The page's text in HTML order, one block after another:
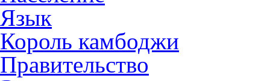
Язык
Король камбоджи
Правительство